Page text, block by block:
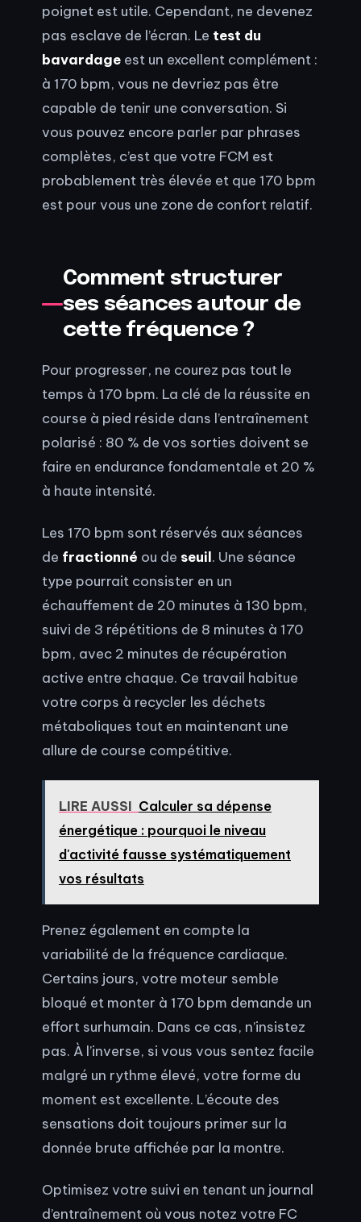
poignet est utile. Cependant, ne devenez
pas esclave de l’écran. Le test du
bavardage est un excellent complément :
à 170 bpm, vous ne devriez pas être
capable de tenir une conversation. Si
vous pouvez encore parler par phrases
complètes, c’est que votre FCM est
probablement très élevée et que 170 bpm
est pour vous une zone de confort relatif.
Comment structurer
ses séances autour de
cette fréquence ?
Pour progresser, ne courez pas tout le
temps à 170 bpm. La clé de la réussite en
course à pied réside dans l’entraînement
polarisé : 80 % de vos sorties doivent se
faire en endurance fondamentale et 20 %
à haute intensité.
Les 170 bpm sont réservés aux séances
de fractionné ou de seuil. Une séance
type pourrait consister en un
échauffement de 20 minutes à 130 bpm,
suivi de 3 répétitions de 8 minutes à 170
bpm, avec 2 minutes de récupération
active entre chaque. Ce travail habitue
votre corps à recycler les déchets
métaboliques tout en maintenant une
allure de course compétitive.
LIRE AUSSI Calculer sa dépense
énergétique : pourquoi le niveau
d'activité fausse systématiquement
vos résultats
Prenez également en compte la
variabilité de la fréquence cardiaque.
Certains jours, votre moteur semble
bloqué et monter à 170 bpm demande un
effort surhumain. Dans ce cas, n’insistez
pas. À l’inverse, si vous vous sentez facile
malgré un rythme élevé, votre forme du
moment est excellente. L’écoute des
sensations doit toujours primer sur la
donnée brute affichée par la montre.
Optimisez votre suivi en tenant un journal
d’entraînement où vous notez votre FC